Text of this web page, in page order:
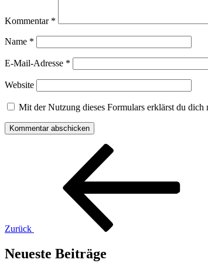
Kommentar *
Name *
E-Mail-Adresse *
Website
Mit der Nutzung dieses Formulars erklärst du
Beitragsnavigation
Zurück
Neueste Beiträge